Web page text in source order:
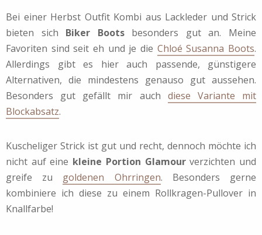
Bei einer Herbst Outfit Kombi aus Lackleder und Strick
bieten sich Biker Bootsbesonders gut an. Meine
Favoriten sind seit eh und je die Chloé Susanna Boots.
Allerdings gibt es hier auch passende, günstigere
Alternativen, die mindestens genauso gut aussehen.
Besonders gut gefällt mir auch diese Variante mit
Blockabsatz.
Kuscheliger Strick ist gut und recht, dennoch möchte ich
nicht auf eine kleine Portion Glamourverzichten und
greife zu goldenen Ohrringen. Besonders gerne
kombiniere ich diese zu einem Rollkragen-Pullover in
Knallfarbe!